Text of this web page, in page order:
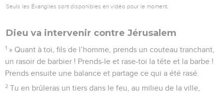
Seuls les Évangiles sont disponibles en vidéo pour le moment.
Dieu va intervenir contre Jérusalem
1 » Quant à toi, fils de l’homme, prends un couteau tranchant,
un rasoir de barbier ! Prends-le et rase-toi la tête et la barbe !
Prends ensuite une balance et partage ce qui a été rasé.
2 Tu en brûleras un tiers dans le feu, au milieu de la ville,